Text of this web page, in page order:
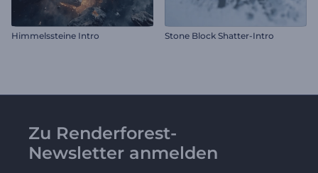
Himmelssteine Intro Stone Block Shatter-Intro
Zu Renderforest-
Newsletter anmelden